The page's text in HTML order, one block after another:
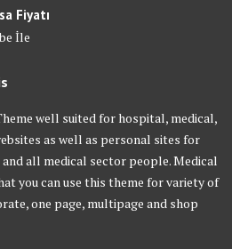
Fiyatı
İle
well suited for hospital, medical,
as well as personal sites for
all medical sector people. Medical
you can use this theme for variety of
one page, multipage and shop